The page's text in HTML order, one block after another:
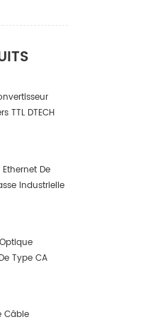
TTL DTECH
De
Industrielle
Type CA
Câble